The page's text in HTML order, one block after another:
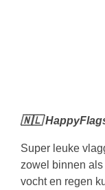
🇳🇱
Super leuke
zowel binnen
vocht en regen